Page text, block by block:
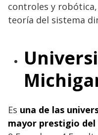
controles y
teoría del sistema
Es una de las
mayor prestigio del